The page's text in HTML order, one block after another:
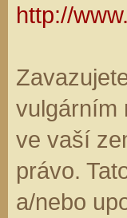
http://
vulgárním
ve vaší
právo.
a/nebo